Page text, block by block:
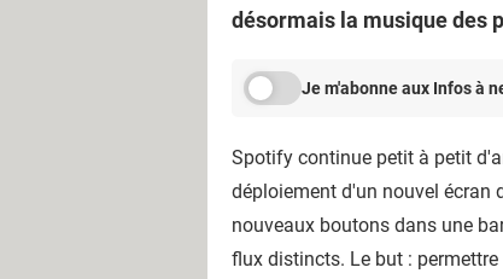
désormais la musique des
Je m'abonne aux Infos à
Spotify continue petit à petit
déploiement d'un nouvel écran
nouveaux boutons dans une
flux distincts. Le but :